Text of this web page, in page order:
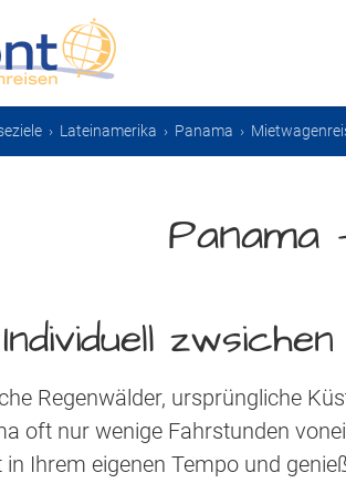
› Lateinamerika › Panama ›
Panama
Individuell
Regenwälder, ursprüngliche
oft nur wenige Fahrstunden
in Ihrem eigenen Tempo und